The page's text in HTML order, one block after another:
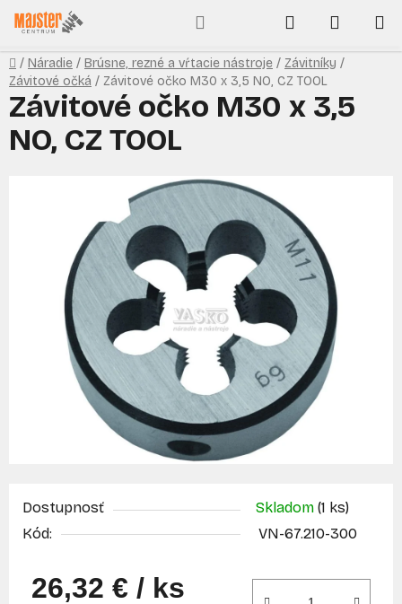
Prejsť
na
obsah
Hľadať
KOŠÍK
Domov
/ Náradie / Brúsne, rezné a vŕtacie nástroje / Závitníky /
Závitové očká / Závitové očko M30 x 3,5 NO, CZ TOOL
Dostupnosť Skladom (1 ks)
Kód:
VN-67.210-300
26,32 € / ks
Závitové očko M30 x 3,5
NO, CZ TOOL